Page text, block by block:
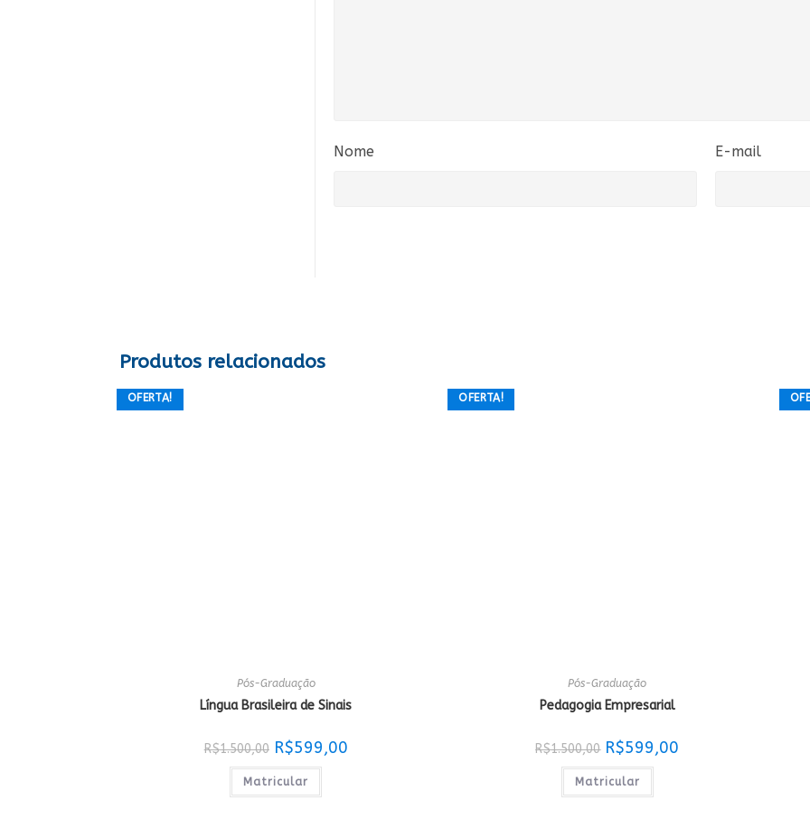
Nome E-mail
Produtos relacionados
OFERTA!
Pós-Graduação
Língua Brasileira de Sinais
R$1.500,00 O
preço
original
era:
R$1.500,00.
R$599,00O
Matricular
OFERTA!
Pós-Graduação
Pedagogia Empresarial
R$1.500,00 O
preço
original
era:
R$1.500,00.
R$599,00
Matricular